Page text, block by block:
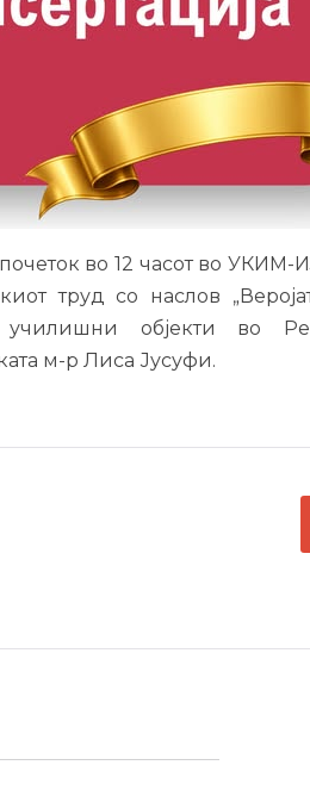
во 12 часот во
труд со наслов
објекти во
м-р Лиса Јусуфи.